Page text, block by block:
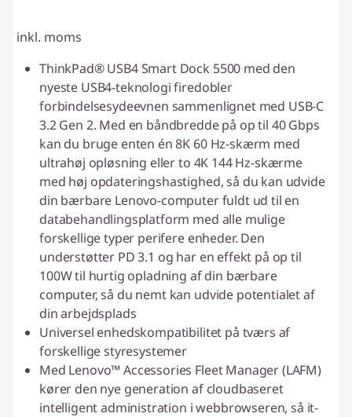
inkl. moms
ThinkPad® USB4 Smart Dock 5500 med den
nyeste USB4-teknologi firedobler
forbindelsesydeevnen sammenlignet med USB-C
3.2 Gen 2. Med en båndbredde på op til 40 Gbps
kan du bruge enten én 8K 60 Hz-skærm med
ultrahøj opløsning eller to 4K 144 Hz-skærme
med høj opdateringshastighed, så du kan udvide
din bærbare Lenovo-computer fuldt ud til en
databehandlingsplatform med alle mulige
forskellige typer perifere enheder. Den
understøtter PD 3.1 og har en effekt på op til
100W til hurtig opladning af din bærbare
computer, så du nemt kan udvide potentialet af
din arbejdsplads
Universel enhedskompatibilitet på tværs af
forskellige styresystemer
Med Lenovo™ Accessories Fleet Manager (LAFM)
kører den nye generation af cloudbaseret
intelligent administration i webbrowseren, så it-